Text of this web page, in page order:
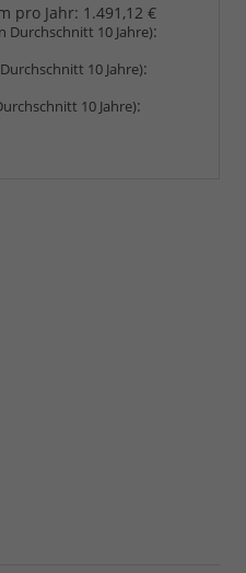
pro Jahr: 1.491,12 €
Durchschnitt 10 Jahre):
10 Jahre):
10 Jahre):